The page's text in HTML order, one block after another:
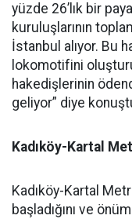
yüzde 26’lık bir
kuruluşlarının
İstanbul alıyor. Bu
lokomotifini
hakedişlerinin
geliyor” diye
Kadıköy-Kartal
Kadıköy-Kartal
başladığını ve